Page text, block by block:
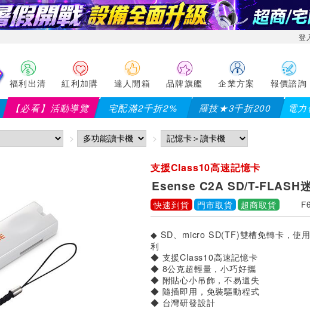
登
福利出清 紅利加購 達人開箱 品牌旗艦 企業方案 報價諮詢
【必看】活動導覽 宅配滿2千折2% 羅技★3千折200 電
支援Class10高速記憶卡
Esense C2A SD/T-FLASH
快速到貨 門市取貨 超商取貨
◆ SD、micro SD(TF)雙槽免轉卡，使
利
◆ 支援Class10高速記憶卡
◆ 8公克超輕量，小巧好攜
◆ 附貼心小吊飾，不易遺失
◆ 隨插即用，免裝驅動程式
◆ 台灣研發設計